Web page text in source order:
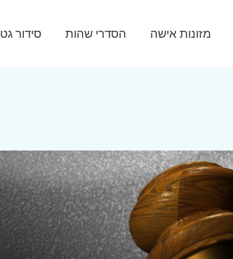
מזונות אישה הסדרי שהות סידור גט